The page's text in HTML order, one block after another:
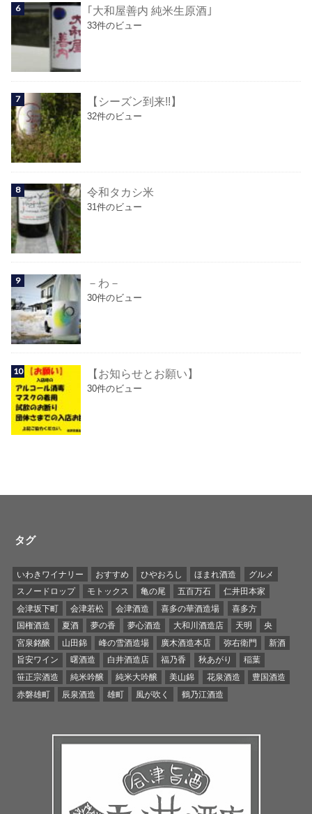
｢大和屋善内 純米生原酒｣
33件のビュー
【シーズン到来!!】
32件のビュー
令和タカシ米
31件のビュー
－わ－
30件のビュー
【お知らせとお願い】
30件のビュー
タグ
いわきワイナリー おすすめ ひやおろし ほまれ酒造
グルメ
スノードロップ
モトックス 亀の尾 五百万石
仁井田本家
会津坂下町
会津若松 会津酒造 喜多の華酒造場
喜多方
国権酒造
夏酒 夢の香 夢心酒造 大和川酒造店 天明
央
宮泉銘醸
山田錦 峰の雪酒造場 廣木酒造本店 弥右衛門
新酒
旨安ワイン
曙酒造 白井酒造店 福乃香 秋あがり
稲葉
笹正宗酒造
純米吟醸 純米大吟醸 美山錦 花泉酒造
豊国酒造
赤磐雄町
辰泉酒造 雄町 風が吹く 鶴乃江酒造